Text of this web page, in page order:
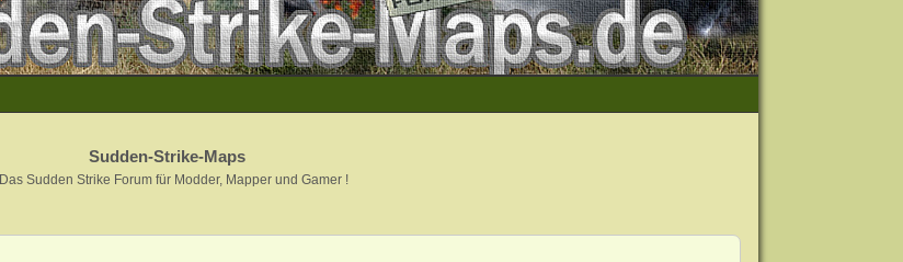
Sudden-Strike-Maps
Das Sudden Strike Forum für Modder, Mapper und Gamer !